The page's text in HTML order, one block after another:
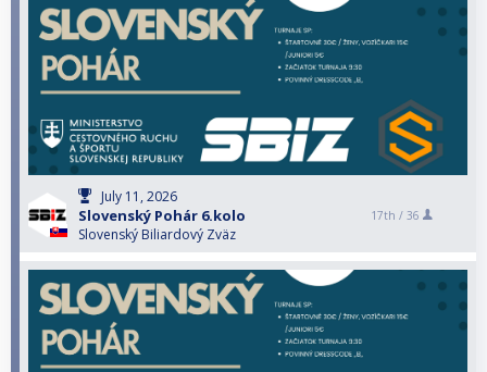
July 11, 2026
Slovenský Pohár 6.kolo
Slovenský Biliardový Zväz
17th / 36